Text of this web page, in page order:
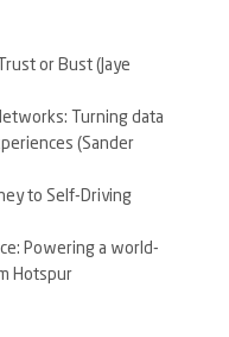
or Bust (Jaye
Turning data
(Sander
to Self-Driving
Powering a world-
Hotspur